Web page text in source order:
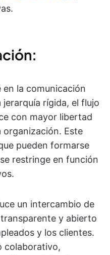
en la comunicación
rígida, el flujo
con mayor libertad
organización. Este
pueden formarse
restringe en función
un intercambio de
y abierto
y los clientes.
colaborativo,